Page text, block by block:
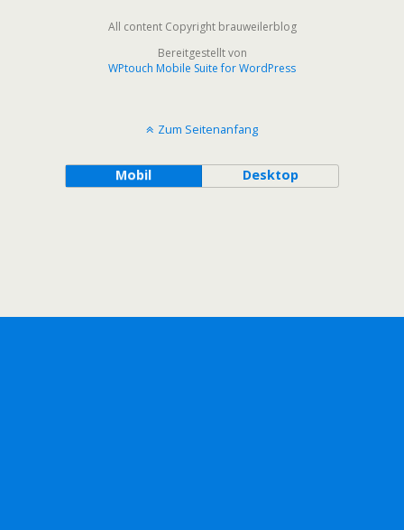
All content Copyright brauweilerblog
Bereitgestellt von
WPtouch Mobile Suite for WordPress
Zum Seitenanfang
Mobil Desktop